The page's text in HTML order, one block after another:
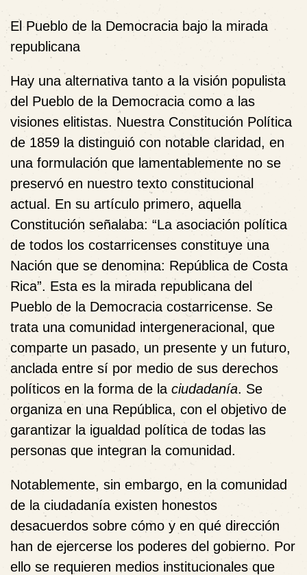
El Pueblo de la Democracia bajo la mirada
republicana
Hay una alternativa tanto a la visión populista
del Pueblo de la Democracia como a las
visiones elitistas. Nuestra Constitución Política
de 1859 la distinguió con notable claridad, en
una formulación que lamentablemente no se
preservó en nuestro texto constitucional
actual. En su artículo primero, aquella
Constitución señalaba: “La asociación política
de todos los costarricenses constituye una
Nación que se denomina: República de Costa
Rica”. Esta es la mirada republicana del
Pueblo de la Democracia costarricense. Se
trata una comunidad intergeneracional, que
comparte un pasado, un presente y un futuro,
anclada entre sí por medio de sus derechos
políticos en la forma de la ciudadanía. Se
organiza en una República, con el objetivo de
garantizar la igualdad política de todas las
personas que integran la comunidad.
Notablemente, sin embargo, en la comunidad
de la ciudadanía existen honestos
desacuerdos sobre cómo y en qué dirección
han de ejercerse los poderes del gobierno. Por
ello se requieren medios institucionales que